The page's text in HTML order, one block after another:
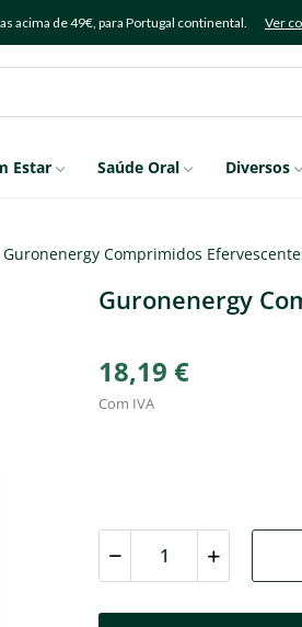
acima de 49€, para Portugal continental. Ver
Estar Saúde Oral Diversos
Guronenergy Comprimidos
Guronenergy
18,19 €
Com IVA